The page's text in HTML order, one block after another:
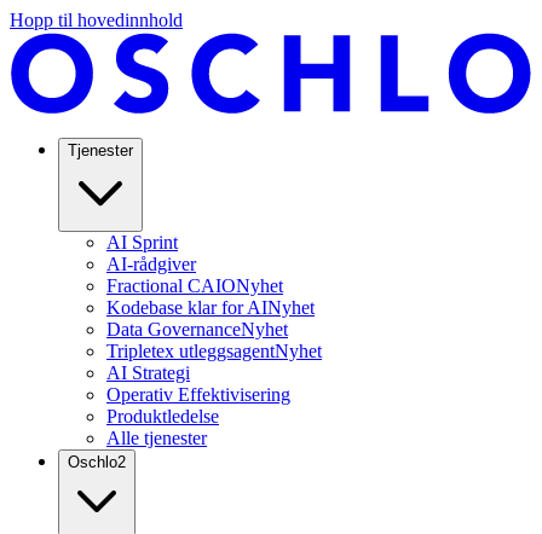
Hopp til hovedinnhold
Tjenester
AI Sprint
AI-rådgiver
Fractional CAIONyhet
Kodebase klar for AINyhet
Data GovernanceNyhet
Tripletex utleggsagentNyhet
AI Strategi
Operativ Effektivisering
Produktledelse
Alle tjenester
Oschlo2